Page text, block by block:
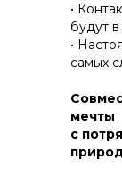
•
будут в
•
самых
мечты
с